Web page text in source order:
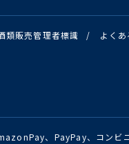
類販売管理者標識 / よく
、PayPay、コンビ